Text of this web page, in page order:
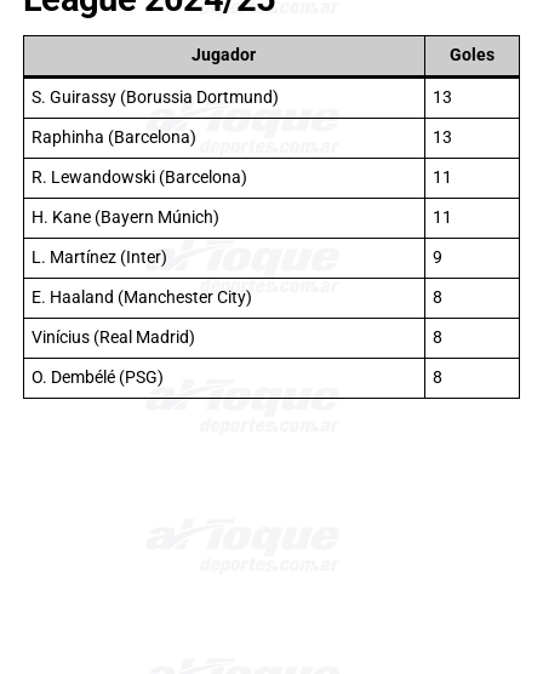
Jugador Goles
S. Guirassy (Borussia Dortmund)
13
Raphinha (Barcelona)
13
R. Lewandowski (Barcelona)
11
H. Kane (Bayern Múnich)
11
L. Martínez (Inter)
9
E. Haaland (Manchester City)
8
Vinícius (Real Madrid)
8
O. Dembélé (PSG)
8